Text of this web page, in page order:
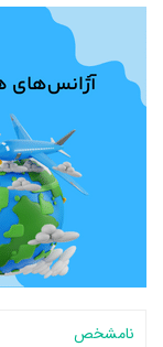
نامشخص